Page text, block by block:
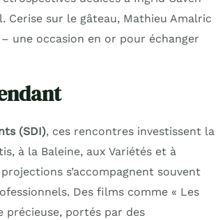
Cerise sur le gâteau, Mathieu Amalric
une occasion en or pour échanger
(SDI), ces rencontres investissent la
à la Baleine, aux Variétés et à
s’accompagnent souvent
Des films comme « Les
précieuse, portés par des